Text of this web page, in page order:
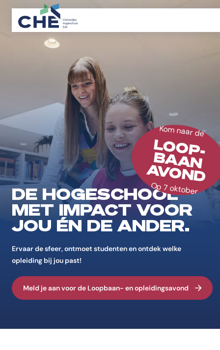
DE HOGESCHOOL
MET IMPACT VOOR
JOU ÉN DE ANDER.
Ervaar de sfeer, ontmoet studenten en ontdek welke
opleiding bij jou past!
Meld je aan voor de Loopbaan- en opleidingsavond
Kom naar de
LOOP-
BAAN
AVOND
Op 7 oktober